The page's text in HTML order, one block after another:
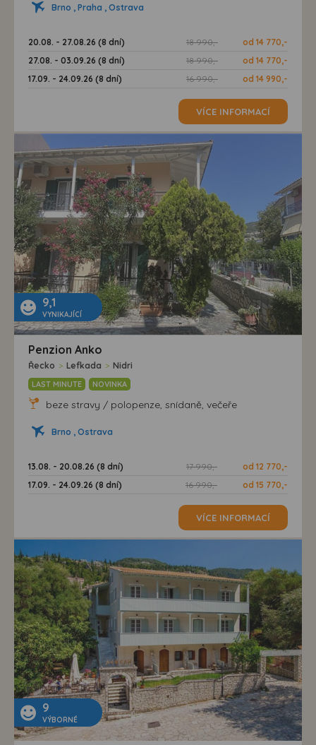
Brno , Praha , Ostrava
20.08. - 27.08.26 (8 dní) 18 990,-
od 14 770,-
27.08. - 03.09.26 (8 dní)
18 990,-
od 14 770,-
17.09. - 24.09.26 (8 dní)
16 990,- od 14 990,-
VÍCE INFORMACÍ
9,1
VYNIKAJÍCÍ
Penzion Anko
Řecko > Lefkada > Nidri
LAST MINUTE NOVINKA
beze stravy / polopenze, snídaně, večeře
Brno , Ostrava
13.08. - 20.08.26 (8 dní) 17 990,-
od 12 770,-
17.09. - 24.09.26 (8 dní)
16 990,- od 15 770,-
VÍCE INFORMACÍ
9
VÝBORNÉ